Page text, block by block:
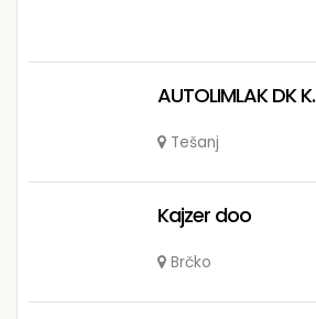
AUTOLIMLAK DK K.
Tešanj
Kajzer doo
Brčko